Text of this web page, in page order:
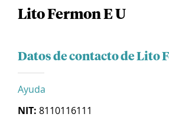
Lito Fermon E U
Datos de contacto de Lito
Ayuda
NIT: 8110116111